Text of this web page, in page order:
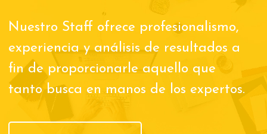
Nuestro Staff ofrece profesionalismo,
experiencia y análisis de resultados a
fin de proporcionarle aquello que
tanto busca en manos de los expertos.